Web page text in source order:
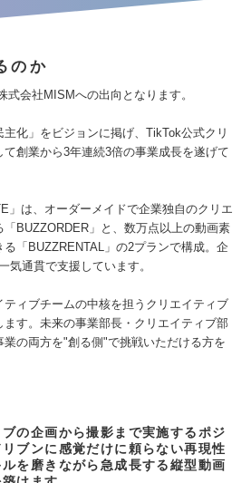
のか
会社MISMへの出向となります。
化」をビジョンに掲げ、TikTok公式クリ
創業から3年連続3倍の事業成長を遂げて
」は、オーダーメイドで企業独自のクリエ
BUZZORDER」と、数万点以上の動画素
「BUZZRENTAL」の2プランで構成。企
気通貫で支援しています。
ィブチームの中核を担うクリエイティブ
す。未来の事業部長・クリエイティブ部
業の両方を"創る側"で挑戦いただける方を
の企画から撮影まで実施するポジ
ブンに感覚だけに頼らない再現性
を磨きながら急成長する縦型動画